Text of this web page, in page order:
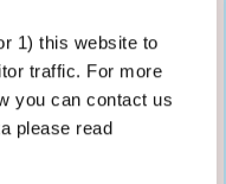
1) this website to
traffic. For more
you can contact us
please read
havainnoivissa
että he huolehtivat
pitävät maailmaa